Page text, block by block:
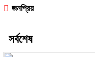
জনপ্রিয়
সর্বশেষ